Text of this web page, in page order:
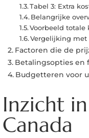
Tabel 3: Extra
Belangrijke
Voorbeeld totale
Vergelijking met
Factoren die de
Betalingsopties en
Budgetteren voor
Inzicht
Canada